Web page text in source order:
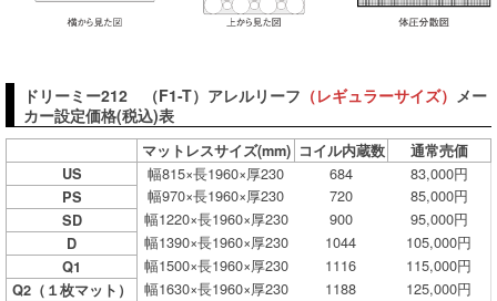
ドリーミー212 （F1-T）アレルリーフ （レギュラーサイズ） メー
カー設定価格(税込)表
マットレスサイズ(mm) コイル内蔵数
通常売価
US
幅815×長1960×厚230 684 83,000円
PS 幅970×長1960×厚230 720 85,000円
SD 幅1220×長1960×厚230 900 95,000円
D 幅1390×長1960×厚230 1044 105,000円
Q1 幅1500×長1960×厚230 1116 115,000円
Q2（１枚マット） 幅1630×長1960×厚230 1188 125,000円